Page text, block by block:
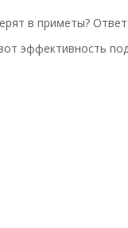
в приметы?
эффективность